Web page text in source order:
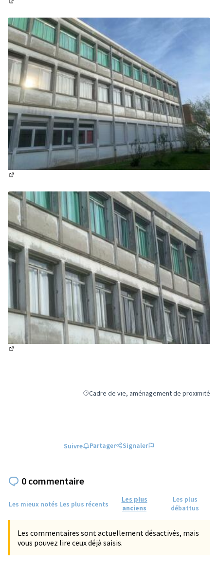
Filtrer les résultats de la catégorie : Cadre
Cadre de vie, aménagement de proximité
Suivre Partager Signaler
0 commentaire
Les mieux notés Les plus récents
Les plus
anciens
Les plus
débattus
Les commentaires sont actuellement désactivés, mais
vous pouvez lire ceux déjà saisis.